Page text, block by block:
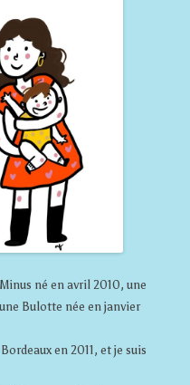
né en avril 2010, une
Bulotte née en janvier
en 2011, et je suis